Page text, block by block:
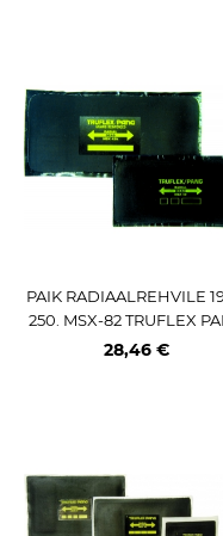
PAIK RADIAALREHVILE
250. MSX-82 TRUFLEX
28,46 €